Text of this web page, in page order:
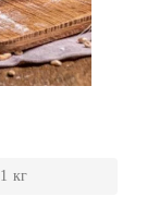
1 кг